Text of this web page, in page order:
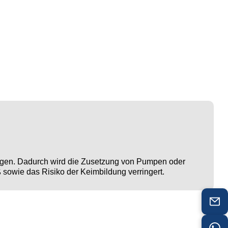
Dadurch wird die Zusetzung von Pumpen oder
das Risiko der Keimbildung verringert.